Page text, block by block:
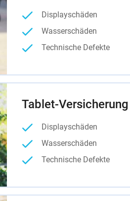
Displayschäden
Wasserschäden
Technische Defekte
Tablet-Versicherung
Displayschäden
Wasserschäden
Technische Defekte